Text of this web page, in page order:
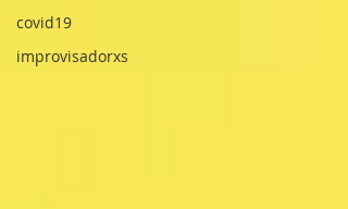
covid19
improvisadorxs